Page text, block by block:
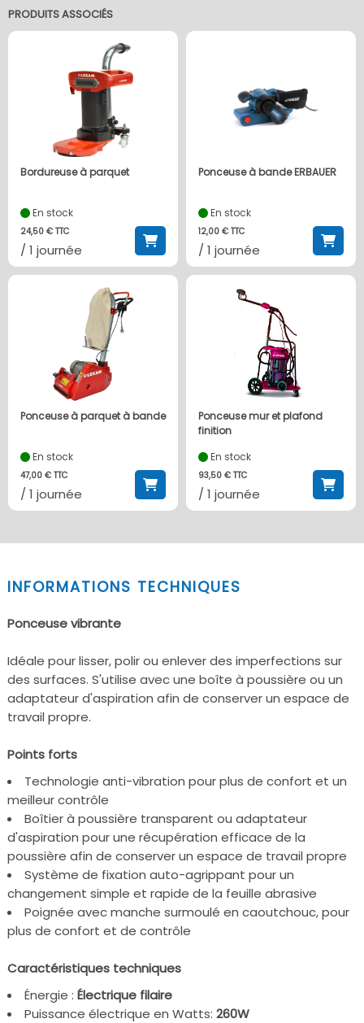
PRODUITS ASSOCIÉS
Bordureuse à parquet
En stock
24,50 € TTC
/ 1 journée
Ponceuse à bande ERBAUER
En stock
12,00 € TTC
/ 1 journée
Ponceuse à parquet à bande
En stock
47,00 € TTC
/ 1 journée
Ponceuse mur et plafond
finition
En stock
93,50 € TTC
/ 1 journée
INFORMATIONS TECHNIQUES
Ponceuse vibrante
Idéale pour lisser, polir ou enlever des imperfections sur
des surfaces. S'utilise avec une boîte à poussière ou un
adaptateur d'aspiration afin de conserver un espace de
travail propre.
Points forts
Technologie anti-vibration pour plus de confort et un
meilleur contrôle
Boîtier à poussière transparent ou adaptateur
d'aspiration pour une récupération efficace de la
poussière afin de conserver un espace de travail propre
Système de fixation auto-agrippant pour un
changement simple et rapide de la feuille abrasive
Poignée avec manche surmoulé en caoutchouc, pour
plus de confort et de contrôle
Caractéristiques techniques
Énergie : Électrique filaire
Puissance électrique en Watts: 260W